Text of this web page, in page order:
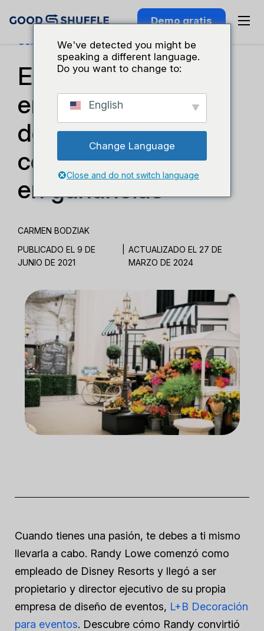
Demo gratis
Conocimiento Del Sector
El secreto de esta
empresa de diseño
de eventos para
convertir la pasión
en ganancias
CARMEN BODZIAK
PUBLICADO EL 9 DE
JUNIO DE 2021
ACTUALIZADO EL 27 DE
MARZO DE 2024
Cuando tienes una pasión, te debes a ti mismo
llevarla a cabo. Randy Lowe comenzó como
empleado de Disney Resorts y llegó a ser
propietario y director ejecutivo de su propia
empresa de diseño de eventos, L+B Decoración
para eventos. Descubre cómo Randy convirtió
We've detected you might be
speaking a different language.
Do you want to change to:
English
Change Language
Close and do not switch language